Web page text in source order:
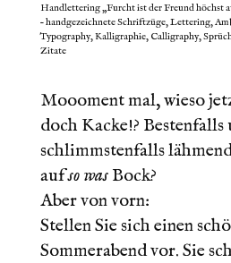
Handlettering „Furcht ist der Freund höchst
– handgezeichnete Schriftzüge, Lettering,
Typography, Kalligraphie, Calligraphy,
Zitate
Moooment mal, wieso
doch Kacke!? Bestenfalls
schlimmstenfalls
aufso wasBock?
Aber von vorn:
Stellen Sie sich einen
Sommerabend vor. Sie